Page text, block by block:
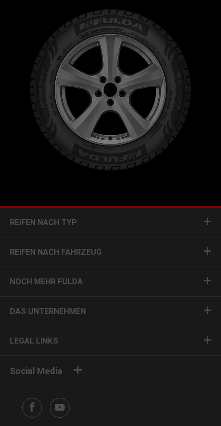
REIFEN NACH TYP
REIFEN NACH FAHRZEUG
NOCH MEHR FULDA
DAS UNTERNEHMEN
Social Media
LEGAL LINKS